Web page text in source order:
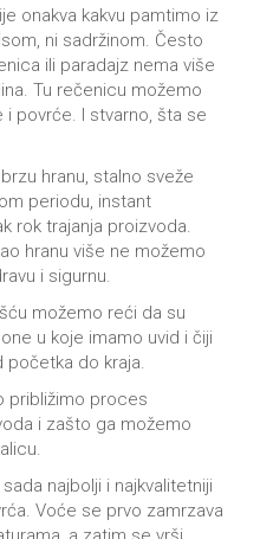
onakva kakvu pamtimo iz
ni sadržinom. Često
ili paradajz nema više
Tu rečenicu možemo
povrće. I stvarno, šta se
hranu, stalno sveže
periodu, instant
rok trajanja proizvoda.
hranu više ne možemo
i sigurnu.
možemo reći da su
u koje imamo uvid i čiji
do kraja.
približimo proces
i zašto ga možemo
najbolji i najkvalitetniji
Voće se prvo zamrzava